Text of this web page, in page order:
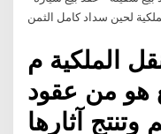
لحين سداد كامل الثمن
الملكية م
هو من عقود
وتنتج آثارها